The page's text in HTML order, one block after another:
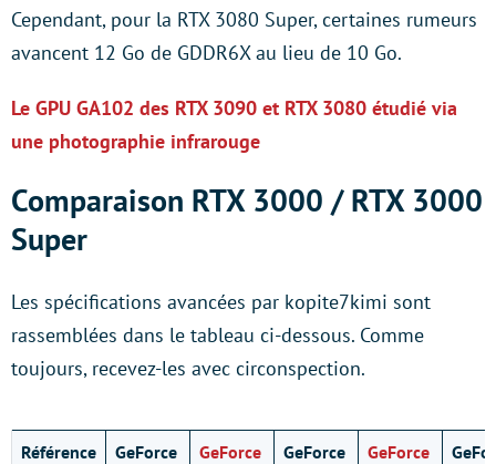
Cependant, pour la RTX 3080 Super, certaines rumeurs
avancent 12 Go de GDDR6X au lieu de 10 Go.
Le GPU GA102 des RTX 3090 et RTX 3080 étudié via
une photographie infrarouge
Comparaison RTX 3000 / RTX 3000
Super
Les spécifications avancées par kopite7kimi sont
rassemblées dans le tableau ci-dessous. Comme
toujours, recevez-les avec circonspection.
Référence
GeForce
GeForce
GeForce
GeForce